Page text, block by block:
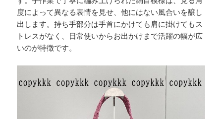
度によって異なる表情を見せ、他にはない風合いを醸し
出します。持ち手部分は手首にかけても肩に掛けてもス
トレスがなく、日常使いからお出かけまで活躍の幅が広
いのが特徴です。